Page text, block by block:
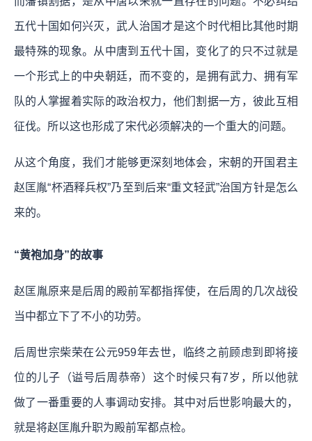
五代十国如何兴灭，武人治国才是这个时代相比其他时期
最特殊的现象。 从中唐到五代十国，变化了的只不过就是
一个形式上的中央朝廷，而不变的，是拥有武力、拥有军
队的人掌握着实际的政治权力，他们割据一方，彼此互相
征伐。所以这也形成了宋代必须解决的一个重大的问题。
从这个角度，我们才能够更深刻地体会，宋朝的开国君主
赵匡胤“杯酒释兵权”乃至到后来“重文轻武”治国方针是怎么
来的。
“黄袍加身”的故事
赵匡胤原来是后周的殿前军都指挥使，在后周的几次战役
当中都立下了不小的功劳。
后周世宗柴荣在公元959年去世，临终之前顾虑到即将接
位的儿子（谥号后周恭帝）这个时候只有7岁，所以他就
做了一番重要的人事调动安排。其中对后世影响最大的，
就是将赵匡胤升职为殿前军都点检。